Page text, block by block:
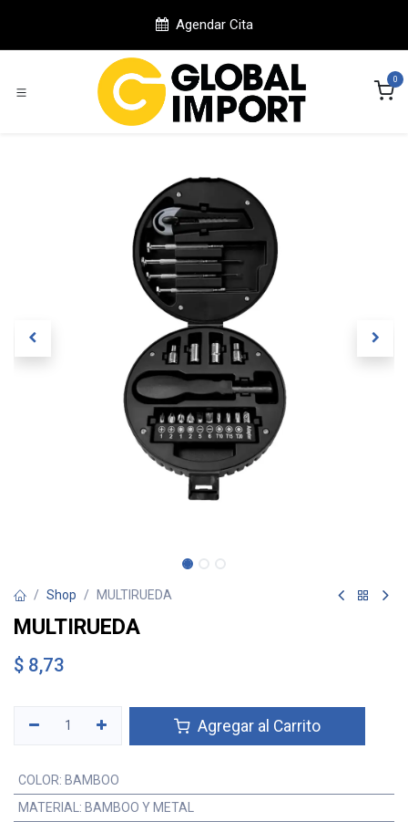
Agendar Cita
0
Shop MULTIRUEDA
MULTIRUEDA
$ 8,73
Agregar al Carrito
COLOR: BAMBOO
MATERIAL : BAMBOO Y METAL